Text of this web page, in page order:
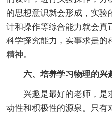
的思想意识就会形成，实验
计和操作等综合能力就会真
科学探究能力，实事求是的
精神。
六、培养学习物理的兴
兴趣是最好的老师，是
动性和积极性的源泉。只有